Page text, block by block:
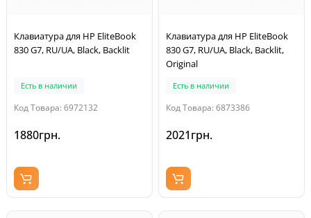
Клавиатура для HP EliteBook
830 G7, RU/UA, Black, Backlit
Есть в наличии
Код Товара: 6972132
1880грн.
Клавиатура для HP EliteBook
830 G7, RU/UA, Black, Backlit,
Original
Есть в наличии
Код Товара: 6873386
2021грн.